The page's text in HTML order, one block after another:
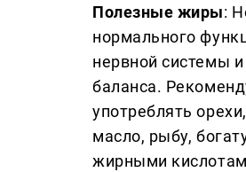
Полезные жиры:
нормального
нервной системы
баланса.
употреблять
масло, рыбу,
жирными